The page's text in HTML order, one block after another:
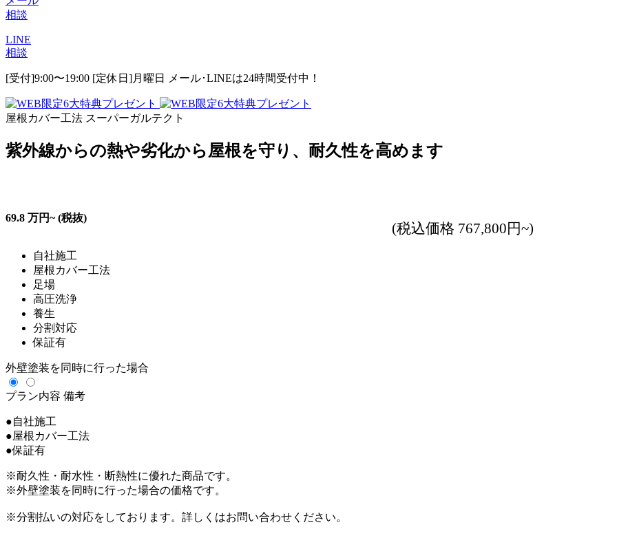
相談
LINE
相談
[受付]9:00〜19:00 [定休日]月曜日 メール･LINEは24時間受付中！
屋根カバー工法 スーパーガルテクト
紫外線からの熱や劣化から屋根を守り、耐久性を高めます
69.8 万円~(税抜)
(税込価格 767,800円~)
自社施工
屋根カバー工法
足場
高圧洗浄
養生
分割対応
保証有
外壁塗装を同時に行った場合
プラン内容 備考
●自社施工
●屋根カバー工法
●保証有
※耐久性・耐水性・断熱性に優れた商品です。
※外壁塗装を同時に行った場合の価格です。
※分割払いの対応をしております。詳しくはお問い合わせください。